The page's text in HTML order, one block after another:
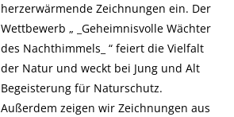
herzerwärmende Zeichnungen ein. Der
Wettbewerb „ _Geheimnisvolle Wächter
des Nachthimmels_ “ feiert die Vielfalt
der Natur und weckt bei Jung und Alt
Begeisterung für Naturschutz.
Außerdem zeigen wir Zeichnungen aus